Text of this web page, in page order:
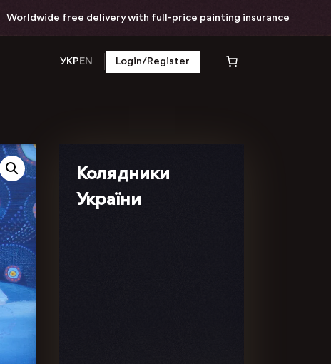
free delivery with full-price painting insurance
УКРEN Login/Register
Колядники
України